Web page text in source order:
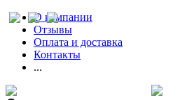
О компании
Отзывы
Оплата и доставка
Контакты
...